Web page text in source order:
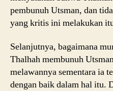
pembunuh Utsman, dan
yang kritis ini melakukan
Selanjutnya, bagaimana
Thalhah membunuh
melawannya sementara ia
dengan baik dalam hal itu.